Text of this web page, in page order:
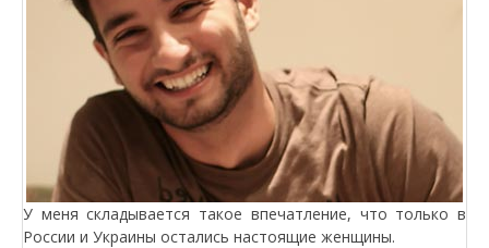
У меня складывается такое впечатление, что только в
России и Украины остались настоящие женщины.